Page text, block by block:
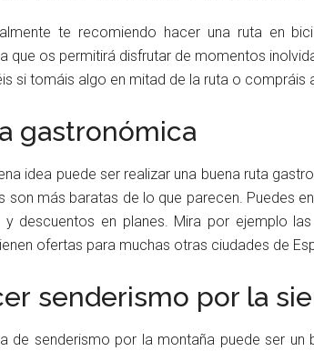
te recomiendo hacer una ruta en
que os permitirá disfrutar de momentos
si tomáis algo en mitad de la ruta o compráis
gastronómica
idea puede ser realizar una buena ruta
son más baratas de lo que parecen. Puedes
y descuentos en planes. Mira por ejemplo
ofertas para muchas otras ciudades de
senderismo por la
de senderismo por la montaña puede ser